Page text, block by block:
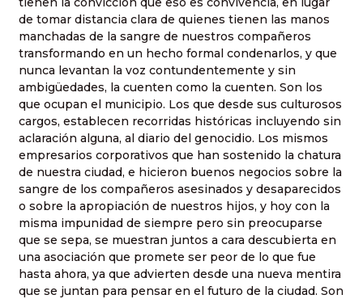
de tomar distancia clara de quienes tienen las manos
manchadas de la sangre de nuestros compañeros
transformando en un hecho formal condenarlos, y que
nunca levantan la voz contundentemente y sin
ambigüedades, la cuenten como la cuenten. Son los
que ocupan el municipio. Los que desde sus culturosos
cargos, establecen recorridas históricas incluyendo sin
aclaración alguna, al diario del genocidio. Los mismos
empresarios corporativos que han sostenido la chatura
de nuestra ciudad, e hicieron buenos negocios sobre la
sangre de los compañeros asesinados y desaparecidos
o sobre la apropiación de nuestros hijos, y hoy con la
misma impunidad de siempre pero sin preocuparse
que se sepa, se muestran juntos a cara descubierta en
una asociación que promete ser peor de lo que fue
hasta ahora, ya que advierten desde una nueva mentira
que se juntan para pensar en el futuro de la ciudad. Son